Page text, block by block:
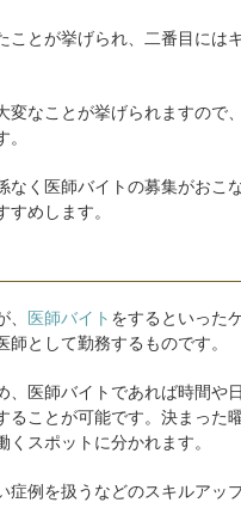
ことが挙げられ、二番目には
変なことが挙げられますので
なく医師バイトの募集がおこ
めします。
医師バイト をするといった
として勤務するものです。
医師バイトであれば時間や日
ことが可能です。決まった
スポットに分かれます。
症例を扱うなどのスキルアッ